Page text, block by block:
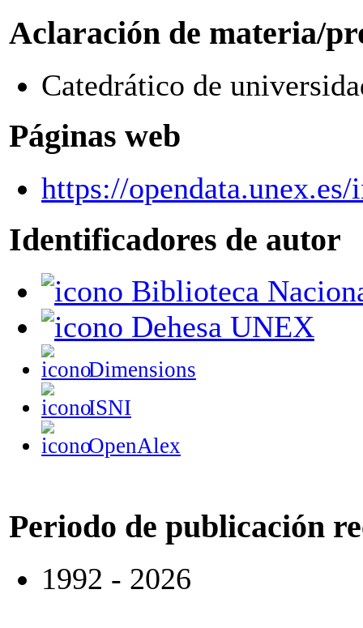
Aclaración de materia/
Catedrático de
Páginas web
https://
Identificadores de autor
Biblioteca
Dehesa UNEX
Dimensions
ISNI
OpenAlex
Periodo de publicación
1992 - 2026